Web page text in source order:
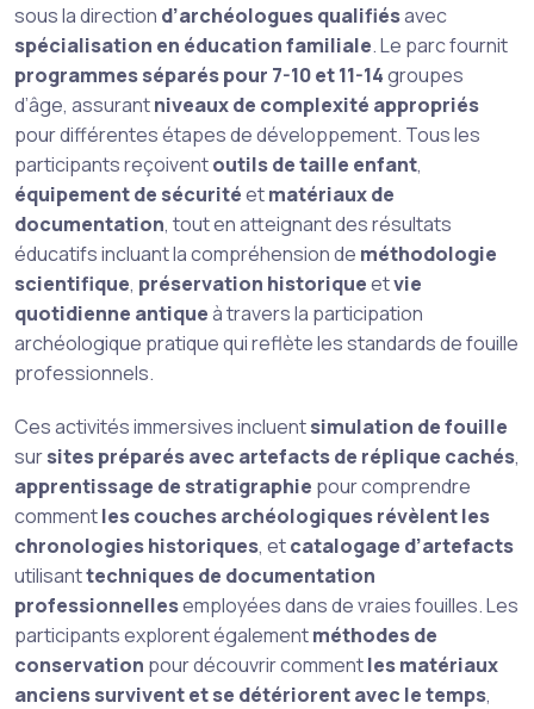
sous la direction d’archéologues qualifiésavec
spécialisation en éducation familiale. Le parc fournit
programmes séparés pour 7-10 et 11-14groupes
d’âge, assurantniveaux de complexité appropriés
pour différentes étapes de développement. Tous les
participants reçoiventoutils de taille enfant,
équipement de sécuritéetmatériaux de
documentation, tout en atteignant des résultats
éducatifs incluant la compréhension de méthodologie
scientifique, préservation historiqueetvie
quotidienne antiqueà travers la participation
archéologique pratique qui reflète les standards de fouille
professionnels.
Ces activités immersives incluentsimulation de fouille
sursites préparés avec artefacts de réplique cachés,
apprentissage de stratigraphie pour comprendre
commentles couches archéologiques révèlent les
chronologies historiques, etcatalogage d’artefacts
utilisanttechniques de documentation
professionnellesemployées dans de vraies fouilles. Les
participants explorent égalementméthodes de
conservation pour découvrir commentles matériaux
anciens survivent et se détériorent avec le temps,